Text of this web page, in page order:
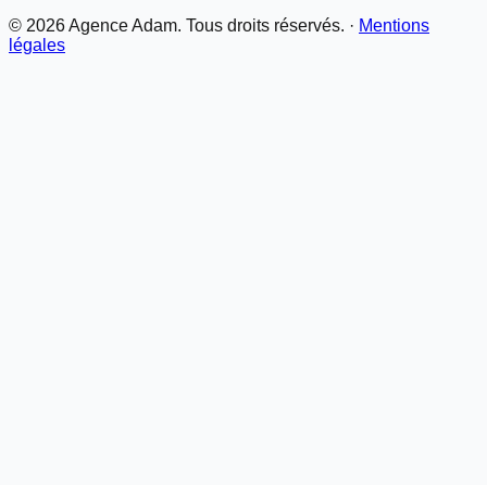
© 2026Agence Adam. Tous droits réservés. · Mentions
légales